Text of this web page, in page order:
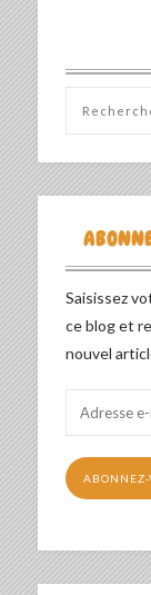
Saisissez
ce blog et
nouvel
mail
ABONNEZ-